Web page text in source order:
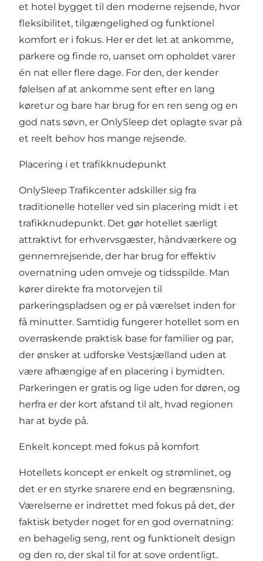
et hotel bygget til den moderne rejsende, hvor
fleksibilitet, tilgængelighed og funktionel
komfort er i fokus. Her er det let at ankomme,
parkere og finde ro, uanset om opholdet varer
én nat eller flere dage. For den, der kender
følelsen af at ankomme sent efter en lang
køretur og bare har brug for en ren seng og en
god nats søvn, er OnlySleep det oplagte svar på
et reelt behov hos mange rejsende.
Placering i et trafikknudepunkt
OnlySleep Trafikcenter adskiller sig fra
traditionelle hoteller ved sin placering midt i et
trafikknudepunkt. Det gør hotellet særligt
attraktivt for erhvervsgæster, håndværkere og
gennemrejsende, der har brug for effektiv
overnatning uden omveje og tidsspilde. Man
kører direkte fra motorvejen til
parkeringspladsen og er på værelset inden for
få minutter. Samtidig fungerer hotellet som en
overraskende praktisk base for familier og par,
der ønsker at udforske Vestsjælland uden at
være afhængige af en placering i bymidten.
Parkeringen er gratis og lige uden for døren, og
herfra er der kort afstand til alt, hvad regionen
har at byde på.
Enkelt koncept med fokus på komfort
Hotellets koncept er enkelt og strømlinet, og
det er en styrke snarere end en begrænsning.
Værelserne er indrettet med fokus på det, der
faktisk betyder noget for en god overnatning:
en behagelig seng, rent og funktionelt design
og den ro, der skal til for at sove ordentligt.